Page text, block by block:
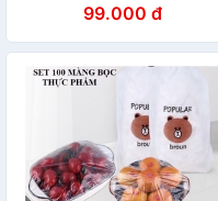
99.000 đ